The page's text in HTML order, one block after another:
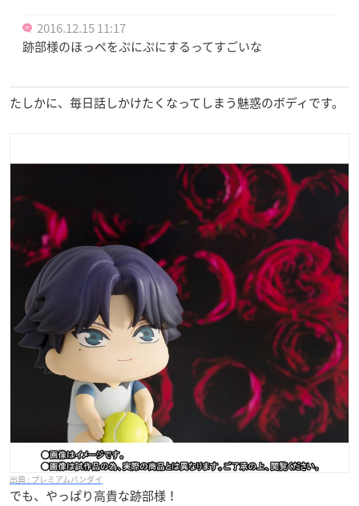
2016.12.15 11:17
跡部様のほっぺをぷにぷにするってすごいな
たしかに、毎日話しかけたくなってしまう魅惑のボディです。
プレミアムバンダイ
でも、やっぱり高貴な跡部様！